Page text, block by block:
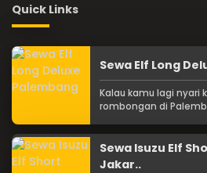
Quick Links
Sewa Elf Long
Kalau kamu lagi nyari
rombongan di
Sewa Isuzu Elf
Jakar..